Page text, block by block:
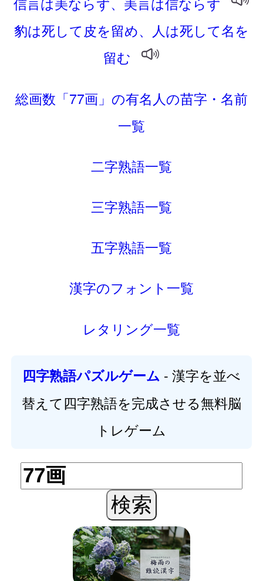
豹は死して皮を留め、人は死して名を
留む
総画数「77画」の有名人の苗字・名前
一覧
二字熟語一覧
三字熟語一覧
五字熟語一覧
漢字のフォント一覧
レタリング一覧
四字熟語パズルゲーム - 漢字を並べ
替えて四字熟語を完成させる無料脳
トレゲーム